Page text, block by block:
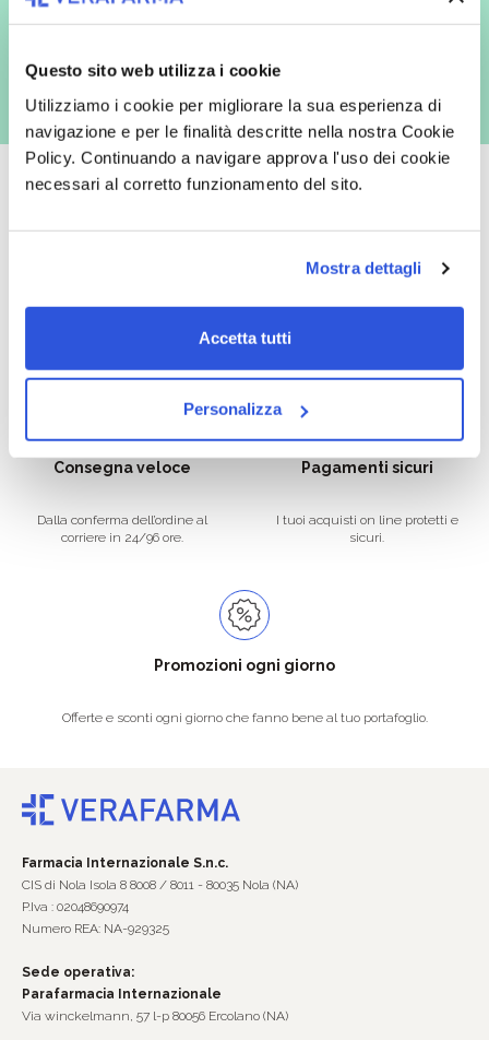
Questo sito web utilizza i cookie
Utilizziamo i cookie per migliorare la sua esperienza di
navigazione e per le finalità descritte nella nostra Cookie
Policy. Continuando a navigare approva l'uso dei cookie
necessari al corretto funzionamento del sito.
Mostra dettagli
Accetta tutti
Personalizza
con inviti e comunicazioni commerciali - e modalità tradizionali, quali ad
es. posta cartacea)
Catalogo prodotti ampio e completo
Con un acquisto minimo di 29.90 €
Spedizioni in tutta Europa a 20€.
Consegna veloce
Dalla conferma dell’ordine al
corriere in 24/96 ore.
Pagamenti sicuri
I tuoi acquisti on line protetti e
sicuri.
Promozioni ogni giorno
Offerte e sconti ogni giorno che fanno bene al tuo portafoglio.
Farmacia Internazionale S.n.c.
CIS di Nola Isola 8 8008 / 8011 - 80035 Nola (NA)
P.Iva : 02048690974
Numero REA: NA-929325
Sede operativa:
Parafarmacia Internazionale
Via winckelmann, 57 l-p 80056 Ercolano (NA)